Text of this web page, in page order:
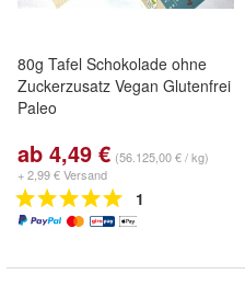
80g Tafel Schokolade ohne
Zuckerzusatz Vegan Glutenfrei
Paleo
ab 4,49 € (56.125,00 € / kg)
+ 2,99 € Versand
1